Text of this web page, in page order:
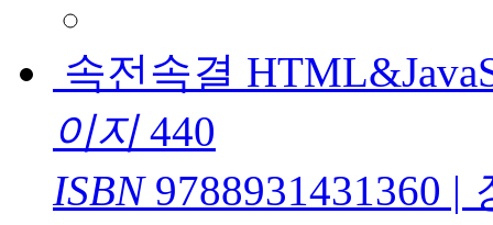
속전속결
이지440
ISBN9788931431360 |